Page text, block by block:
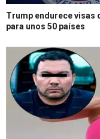
Trump endurece visas
para unos 50 países